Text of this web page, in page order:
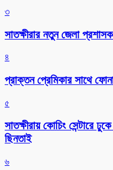
৩
সাতক্ষীরার নতুন জেলা
৪
প্রাক্তন প্রেমিকার সাথে
৫
সাতক্ষীরায় কোচিং সেন্টারে
ছিনতাই
৬